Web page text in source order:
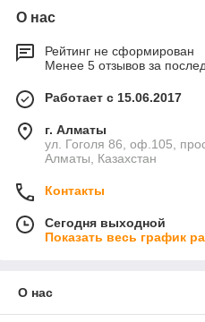
О нас
Рейтинг не сформирован
Менее 5 отзывов за
Работает с 15.06.2017
г. Алматы
ул. Гоголя 86, оф.105,
Алматы, Казахстан
Контакты
Сегодня выходной
Показать весь график
О нас